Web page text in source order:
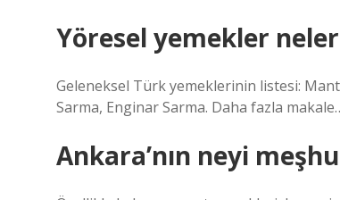
Yöresel yemekler
Geleneksel Türk yemeklerinin listesi:
Sarma, Enginar Sarma. Daha fazla
Ankara’nın neyi